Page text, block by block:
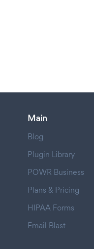
Main
Blog
Plugin Library
POWR Business
Plans & Pricing
HIPAA Forms
Email Blast